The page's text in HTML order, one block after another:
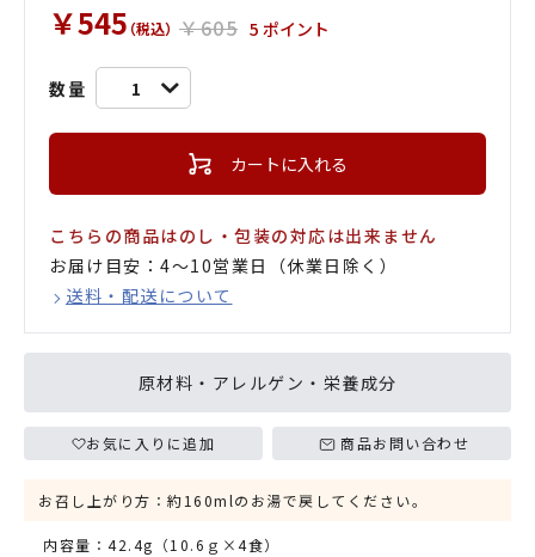
￥545（税込） ￥605 5 ポイント
数量 1
カートに入れる
こちらの商品はのし・包装の対応は出来ません
お届け目安：4〜10営業日（休業日除く）
送料・配送について
原材料・アレルゲン・栄養成分
お気に入りに追加 商品お問い合わせ
お召し上がり方：約160mlのお湯で戻してください。
内容量：42.4g（10.6ｇ×4食）